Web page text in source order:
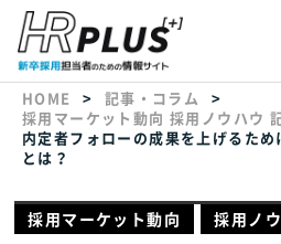
HOME
記事・コラム
採用マーケット動向 採用ノウハウ
内定者フォローの成果を上げるた
とは？
採用マーケット動向 採用ノ